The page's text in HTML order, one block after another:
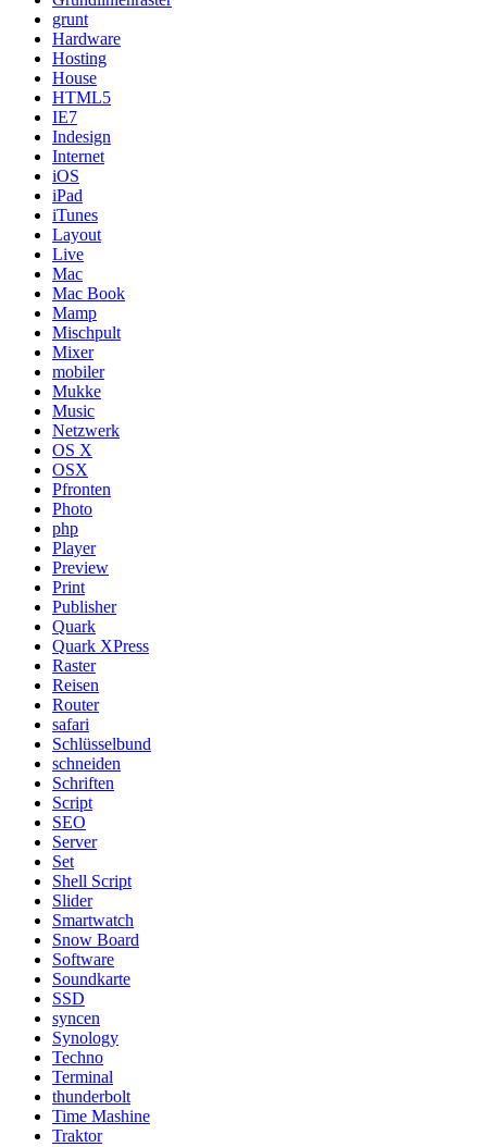
grunt
Hardware
Hosting
House
HTML5
IE7
Indesign
Internet
iOS
iPad
iTunes
Layout
Live
Mac
Mac Book
Mamp
Mischpult
Mixer
mobiler
Mukke
Music
Netzwerk
OS X
OSX
Pfronten
Photo
php
Player
Preview
Print
Publisher
Quark
Quark XPress
Raster
Reisen
Router
safari
Schlüsselbund
schneiden
Schriften
Script
SEO
Server
Set
Shell Script
Slider
Smartwatch
Snow Board
Software
Soundkarte
SSD
syncen
Synology
Techno
Terminal
thunderbolt
Time Mashine
Traktor